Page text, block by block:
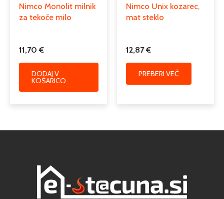
Nimco Monolit milnik
za tekoče milo
11,70€
DODAJ V
KOŠARICO
Nimco Unix kozarec,
mat steklo
12,87€
PREBERI VEČ